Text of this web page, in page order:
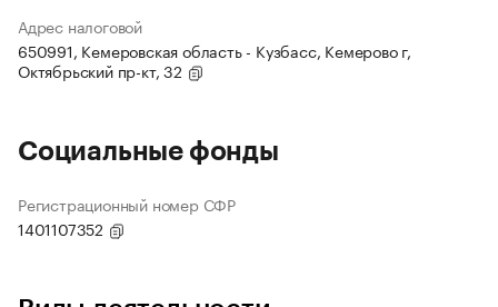
Адрес налоговой
650991, Кемеровская область - Кузбасс, Кемерово г,
Октябрьский пр-кт, 32
Социальные фонды
Регистрационный номер СФР
1401107352